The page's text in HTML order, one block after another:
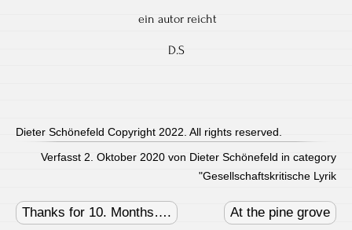
ein autor reicht
D.S
Dieter Schönefeld Copyright 2022. All rights reserved.
Verfasst 2. Oktober 2020 von Dieter Schönefeld in category
"Gesellschaftskritische Lyrik
navigation
Thanks for 10. Months…. At the pine grove